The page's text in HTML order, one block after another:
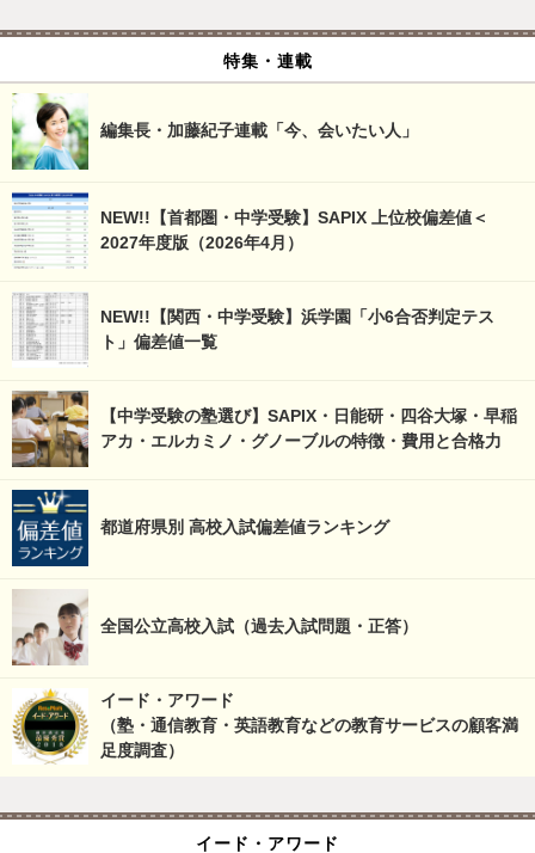
特集・連載
編集長・加藤紀子連載「今、会いたい人」
NEW!!【首都圏・中学受験】SAPIX 上位校偏差値＜
2027年度版（2026年4月）
NEW!!【関西・中学受験】浜学園「小6合否判定テス
ト」偏差値一覧
【中学受験の塾選び】SAPIX・日能研・四谷大塚・早稲
アカ・エルカミノ・グノーブルの特徴・費用と合格力
都道府県別 高校入試偏差値ランキング
全国公立高校入試（過去入試問題・正答）
イード・アワード
（塾・通信教育・英語教育などの教育サービスの顧客満
足度調査）
イード・アワード